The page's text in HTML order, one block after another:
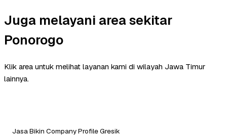
Juga melayani area sekitar
Ponorogo
Klik area untuk melihat layanan kami di wilayah Jawa Timur
lainnya.
Jasa Bikin Company Profile Gresik